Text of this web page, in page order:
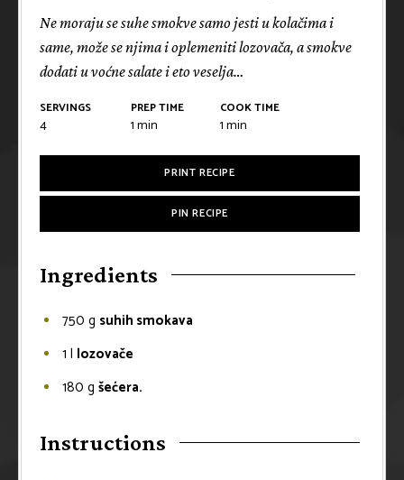
Ne moraju se suhe smokve samo jesti u kolačima i
same, može se njima i oplemeniti lozovača, a smokve
dodati u voćne salate i eto veselja…
SERVINGS
4
PREP TIME
1min
COOK TIME
1min
PRINT RECIPE
PIN RECIPE
Ingredients
750 g suhih smokava
1 l lozovače
180 g šećera.
Instructions